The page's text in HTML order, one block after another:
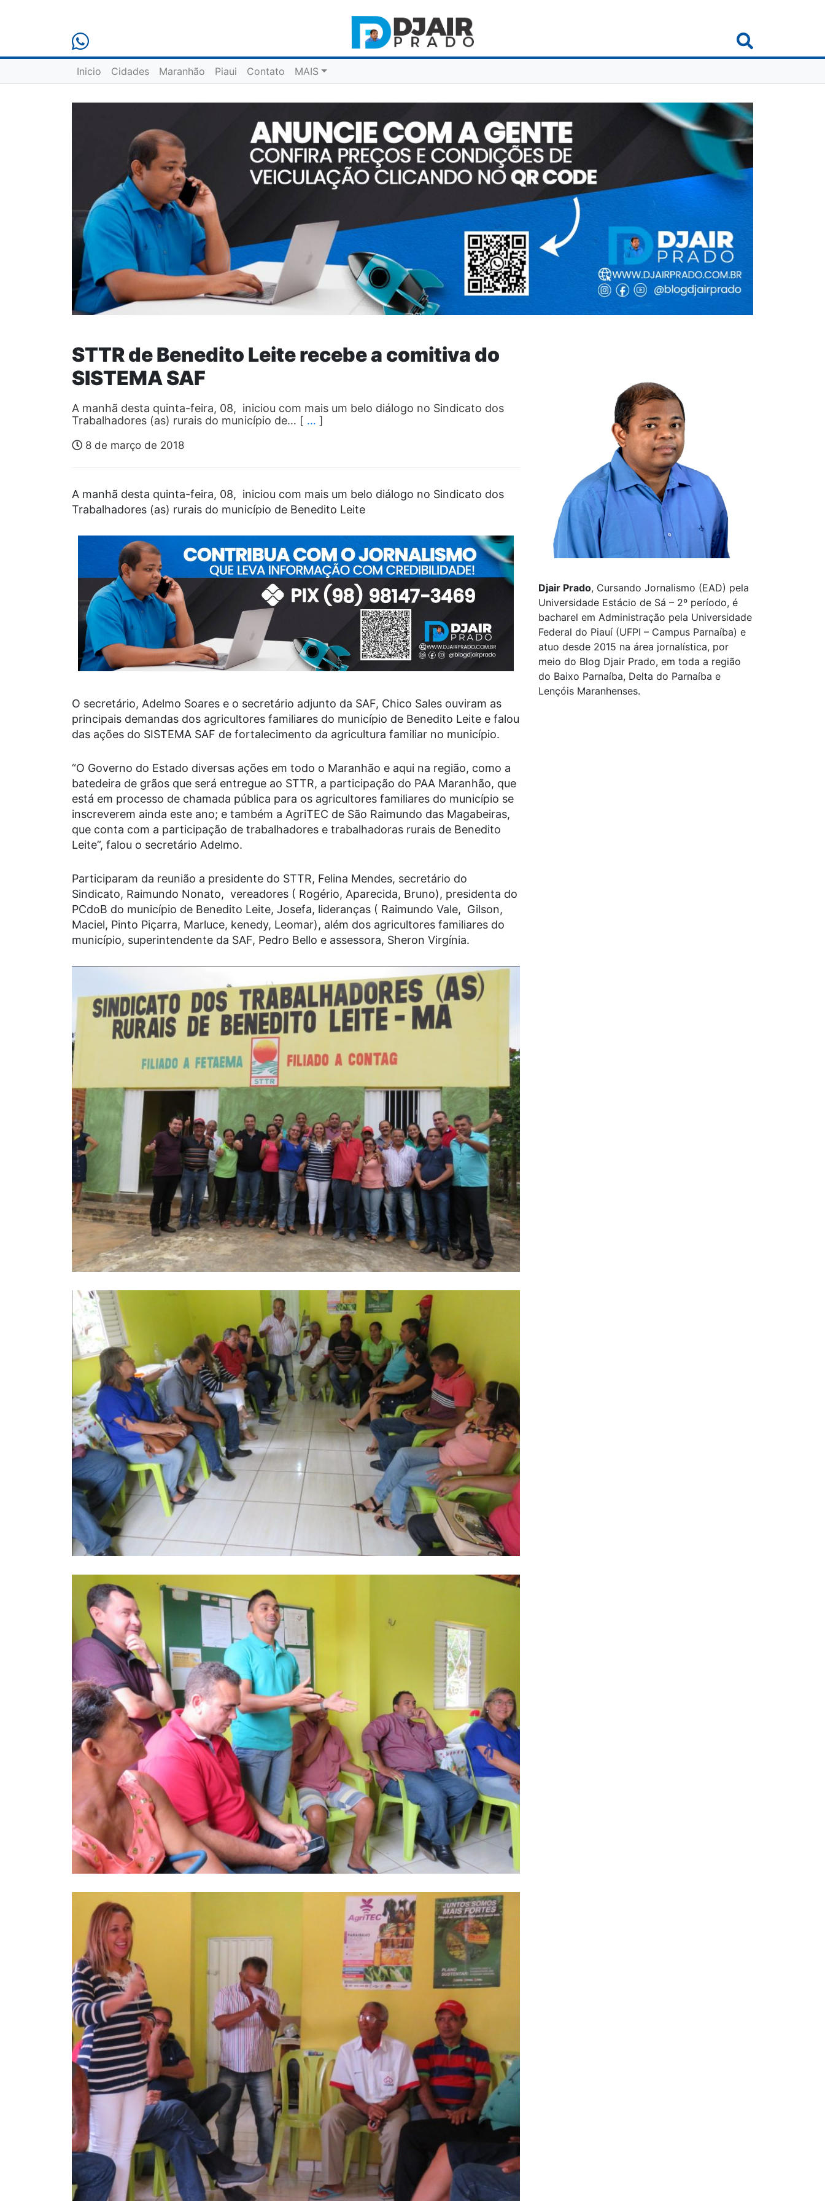
Inicio Cidades Maranhão Piaui Contato MAIS
STTR de Benedito Leite recebe a comitiva do
SISTEMA SAF
A manhã desta quinta-feira, 08, iniciou com mais um belo diálogo no Sindicato dos
Trabalhadores (as) rurais do município de… [ … ]
8 de março de 2018
A manhã desta quinta-feira, 08, iniciou com mais um belo diálogo no Sindicato dos
Trabalhadores (as) rurais do município de Benedito Leite
O secretário, Adelmo Soares e o secretário adjunto da SAF, Chico Sales ouviram as
principais demandas dos agricultores familiares do município de Benedito Leite e falou
das ações do SISTEMA SAF de fortalecimento da agricultura familiar no município.
“O Governo do Estado diversas ações em todo o Maranhão e aqui na região, como a
batedeira de grãos que será entregue ao STTR, a participação do PAA Maranhão, que
está em processo de chamada pública para os agricultores familiares do município se
inscreverem ainda este ano; e também a AgriTEC de São Raimundo das Magabeiras,
que conta com a participação de trabalhadores e trabalhadoras rurais de Benedito
Leite”, falou o secretário Adelmo.
Participaram da reunião a presidente do STTR, Felina Mendes, secretário do
Sindicato, Raimundo Nonato, vereadores ( Rogério, Aparecida, Bruno), presidenta do
PCdoB do município de Benedito Leite, Josefa, lideranças ( Raimundo Vale, Gilson,
Maciel, Pinto Piçarra, Marluce, kenedy, Leomar), além dos agricultores familiares do
município, superintendente da SAF, Pedro Bello e assessora, Sheron Virgínia.
Djair Prado, Cursando Jornalismo (EAD) pela
Universidade Estácio de Sá – 2º período, é
bacharel em Administração pela Universidade
Federal do Piauí (UFPI – Campus Parnaíba) e
atuo desde 2015 na área jornalística, por
meio do Blog Djair Prado, em toda a região
do Baixo Parnaíba, Delta do Parnaíba e
Lençóis Maranhenses.